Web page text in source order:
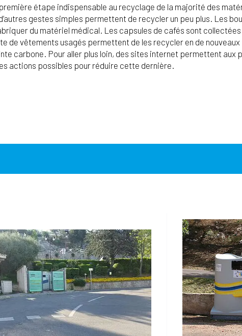
étape indispensable au recyclage de la majorité des
gestes simples permettent de recycler un peu plus. Les
du matériel médical. Les capsules de cafés sont
de vêtements usagés permettent de les recycler en de
carbone. Pour aller plus loin, des sites internet permettent
actions possibles pour réduire cette dernière.